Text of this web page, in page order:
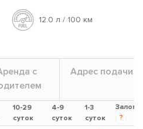
12.0 л / 100 км
с
Адрес подачи
10-29
суток
4-9
суток
1-3
суток
Залог
?